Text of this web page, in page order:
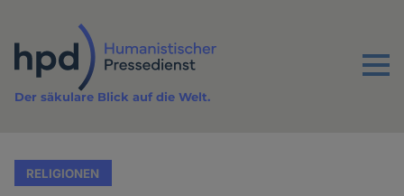
Inhalt
Menu
Der säkulare Blick auf die Welt.
RELIGIONEN